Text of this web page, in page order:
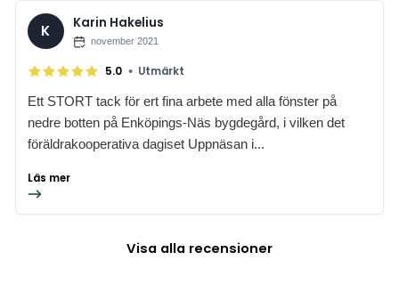
K Karin Hakelius
november 2021
5.0 • Utmärkt
Ett STORT tack för ert fina arbete med alla fönster på
nedre botten på Enköpings-Näs bygdegård, i vilken det
föräldrakooperativa dagiset Uppnäsan i...
Läs mer
Visa alla recensioner